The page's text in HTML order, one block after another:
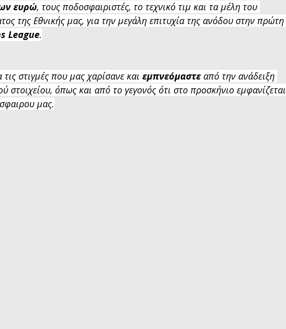
ευρώ, τους ποδοσφαιριστές, το τεχνικό τιμ και τα μέλη του
της Εθνικής μας, για την μεγάλη επιτυχία της ανόδου στην πρώτη
League.
στιγμές που μας χαρίσανε και εμπνεόμαστε από την ανάδειξη
στοιχείου, όπως και από το γεγονός ότι στο προσκήνιο εμφανίζεται
μας.